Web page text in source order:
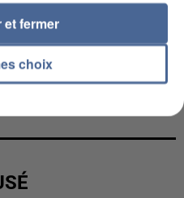
EMPORTÉE PAR UNE
choix
fermer